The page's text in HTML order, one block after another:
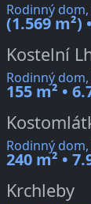
Rodinný
(1.569 m²)
Kostelní
Rodinný
155 m² •
Rodinný
240 m² •
Krchleby